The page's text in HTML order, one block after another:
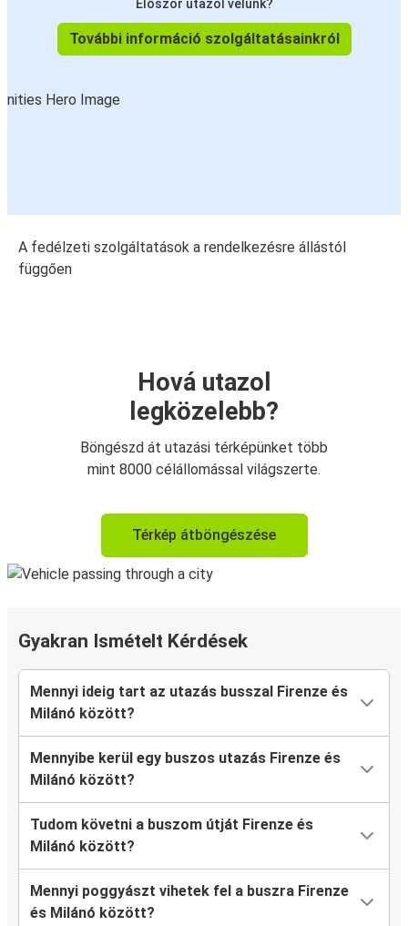
Először utazol velünk?
További információ szolgáltatásainkról
A fedélzeti szolgáltatások a rendelkezésre állástól
függően
Hová utazol
legközelebb?
Böngészd át utazási térképünket több
mint 8000 célállomással világszerte.
Térkép átböngészése
Gyakran Ismételt Kérdések
Mennyi ideig tart az utazás busszal Firenze és
Milánó között?
Mennyibe kerül egy buszos utazás Firenze és
Milánó között?
Tudom követni a buszom útját Firenze és
Milánó között?
Mennyi poggyászt vihetek fel a buszra Firenze
és Milánó között?